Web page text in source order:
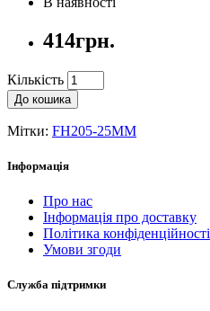
414грн.
Кількість
До кошика
Мітки: FH205-25MM
Інформація
Про нас
Інформація про доставку
Політика конфіденційності
Умови згоди
Служба підтримки